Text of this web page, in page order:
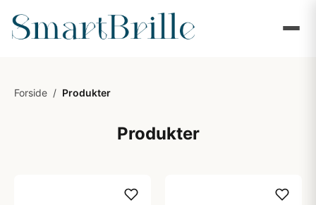
Forside / Produkter
Produkter